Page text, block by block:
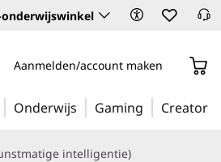
onderwijswinkel
Aanmelden/account maken
Onderwijs Gaming Creator
intelligentie)